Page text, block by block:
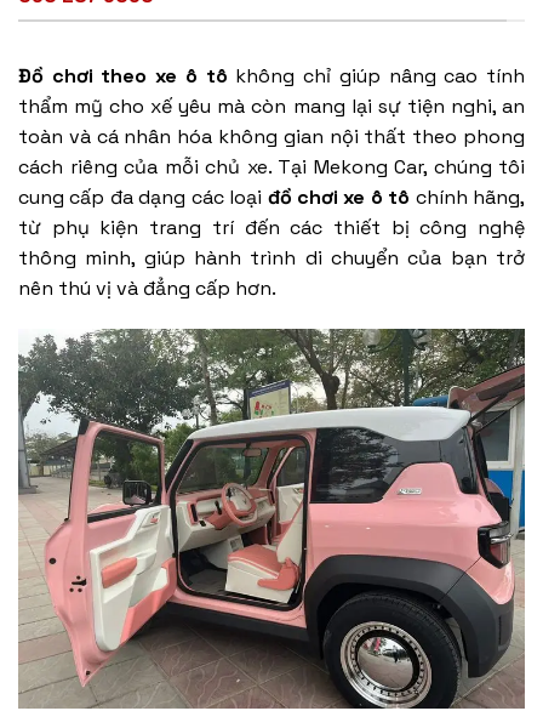
Đồ chơi theo xe ô tô không chỉ giúp nâng cao tính
thẩm mỹ cho xế yêu mà còn mang lại sự tiện nghi, an
toàn và cá nhân hóa không gian nội thất theo phong
cách riêng của mỗi chủ xe. Tại Mekong Car, chúng tôi
cung cấp đa dạng các loại đồ chơi xe ô tô chính hãng,
từ phụ kiện trang trí đến các thiết bị công nghệ
thông minh, giúp hành trình di chuyển của bạn trở
nên thú vị và đẳng cấp hơn.